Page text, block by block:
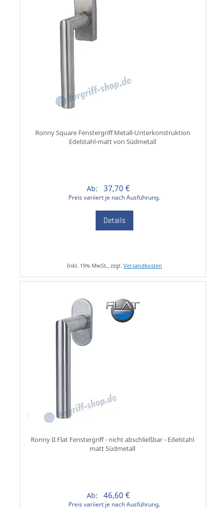
Ronny Square Fenstergriff Metall-Unterkonstruktion
Edelstahl-matt von Südmetall
Ab: 37,70 €
Preis variiert je nach Ausführung.
Details
Inkl. 19% MwSt., zzgl. Versandkosten
Ronny II Flat Fenstergriff - nicht abschließbar - Edelstahl
matt Südmetall
Ab: 46,60 €
Preis variiert je nach Ausführung.